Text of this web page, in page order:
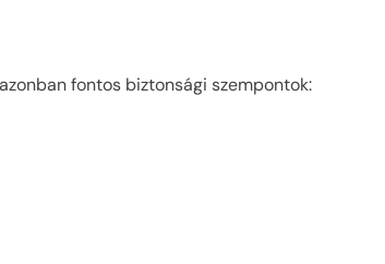
fontos biztonsági szempontok: